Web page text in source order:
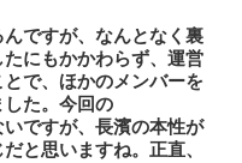
んですが、なんとなく裏
にもかかわらず、運営
で、ほかのメンバーを
た。今回の
ですが、長濱の本性が
と思いますね。正直、